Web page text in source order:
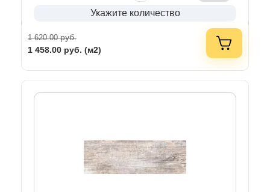
Укажите количество
1 620.00руб.
1 458.00 руб. (м2)